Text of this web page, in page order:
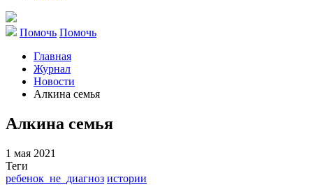
Помочь Помочь
Главная
Журнал
Новости
Алкина семья
Алкина семья
1 мая 2021
Теги
ребенок_не_диагноз истории